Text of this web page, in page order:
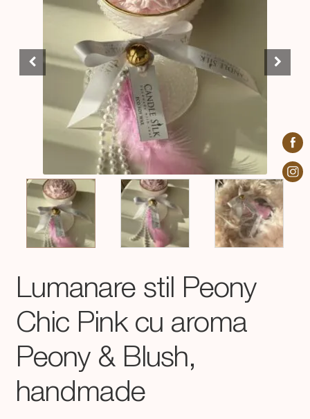
Lumanare stil Peony
Chic Pink cu aroma
Peony & Blush,
handmade